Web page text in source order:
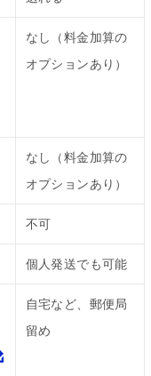
なし（料金加算の
オプションあり）
なし（料金加算の
オプションあり）
不可
個人発送でも可能
自宅など、郵便局
留め